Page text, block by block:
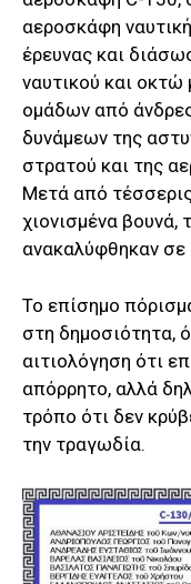
αεροσκάφη
έρευνας και
ναυτικού και
ομάδων από
δυνάμεων της
στρατού και της
Μετά από
χιονισμένα βουνά,
ανακαλύφθηκαν σε
Το επίσημο
στη δημοσιότητα,
αιτιολόγηση ότι
απόρρητο, αλλά
τρόπο ότι δεν
την τραγωδία.